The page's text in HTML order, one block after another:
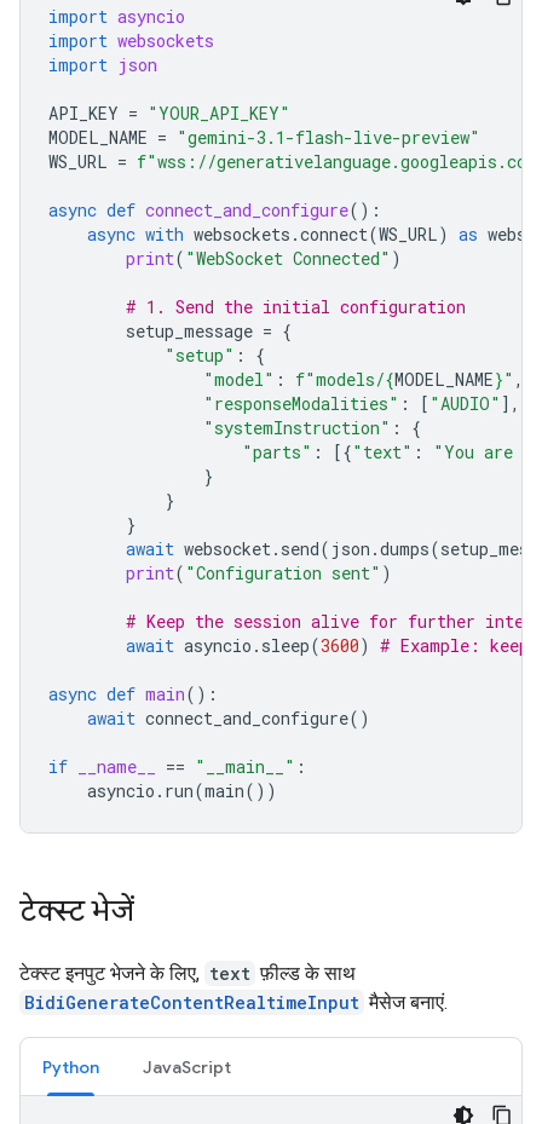
import asyncio
import websockets
import json
API_KEY = "YOUR_API_KEY"
MODEL_NAME = "gemini-3.1-flash-live-preview"
WS_URL = f"wss://
async def connect_and_configure():
async with websockets .connect(WS_URL) as
print( "WebSocket Connected" )
# 1. Send the initial configuration
setup_message = {
"setup" :
{
"model" : f"models/{MODEL_NAME}" ,
"responseModalities" : [ "AUDIO" ],
"systemInstruction" :
{
"parts" : [{"text" :
"You are
}
}
}
await websocket. send( json .dumps(
print( "Configuration sent" )
# Keep the session alive for further
await asyncio . sleep(3600) # Example:
async def main():
await connect_and_configure()
if __name__ == "__main__" :
asyncio . run(main())
टेक्स्ट भेजें
टेक्स्ट इनपुट भेजने के लिए, text फ़ील्ड के साथ
BidiGenerateContentRealtimeInput मैसेज बनाएं.
Python JavaScript